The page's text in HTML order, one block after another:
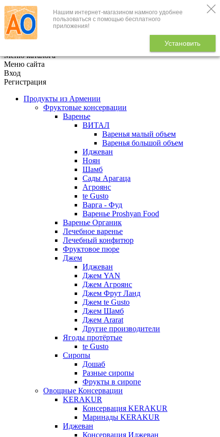
Нашим интернет-магазином намного удобнее
пользоваться с помощью бесплатного
приложения!
Установить
+7 (495) 646-888-1
В корзине
Меню каталога
Меню сайта
Вход
Регистрация
Продукты из Армении
Фруктовые консервации
Варенье
ВИТАЛ
Варенья малый объем
Варенья большой объем
Иджеван
Ноян
Шамб
Сады Арагаца
Агроянс
te Gusto
Варга - Фуд
Варенье Proshyan Food
Варенье Органик
Лечебное варенье
Лечебный конфитюр
Фруктовое пюре
Джем
Иджеван
Джем YAN
Джем Агроянс
Джем Фрут Ланд
Джем te Gusto
Джем Шамб
Джем Ararat
Другие производители
Ягоды протёртые
te Gusto
Сиропы
Дошаб
Разные сиропы
Фрукты в сиропе
Овощные Консервации
KERAKUR
Консервация KERAKUR
Маринады KERAKUR
Иджеван
Консервация Иджеван